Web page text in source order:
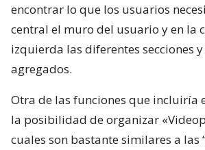
encontrar lo que los usuarios
central el muro del usuario y en la
izquierda las diferentes secciones
agregados.
Otra de las funciones que incluiría
la posibilidad de organizar
cuales son bastante similares a las